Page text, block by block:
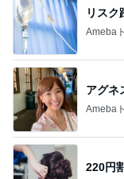
リスク
Ameba
アグネ
Ameba
220円